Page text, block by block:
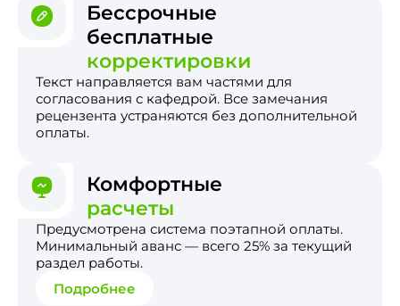
Бессрочные
бесплатные
корректировки
Текст направляется вам частями для
согласования с кафедрой. Все замечания
рецензента устраняются без дополнительной
оплаты.
Комфортные
расчеты
Предусмотрена система поэтапной оплаты.
Минимальный аванс — всего 25% за текущий
раздел работы.
Подробнее